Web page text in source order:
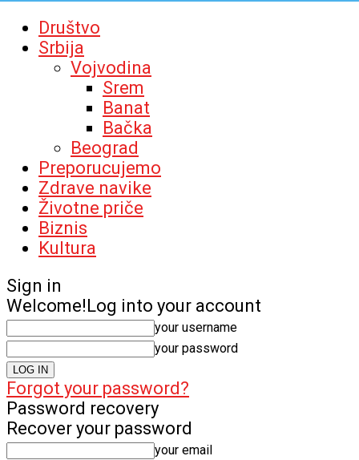
Društvo
Srbija
Vojvodina
Srem
Banat
Bačka
Beograd
Preporucujemo
Zdrave navike
Životne priče
Biznis
Kultura
Sign in
Welcome!Log into your account
your username
your password
Forgot your password?
Password recovery
Recover your password
your email